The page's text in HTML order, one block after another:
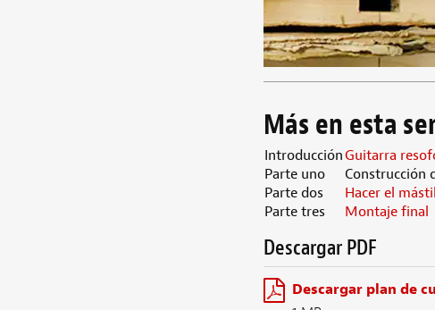
Más en esta
IntroducciónGuitarra
Parte uno
Construcción
Parte dos
Hacer el mástil
Parte tres
Montaje final
Descargar PDF
Descargar plan de